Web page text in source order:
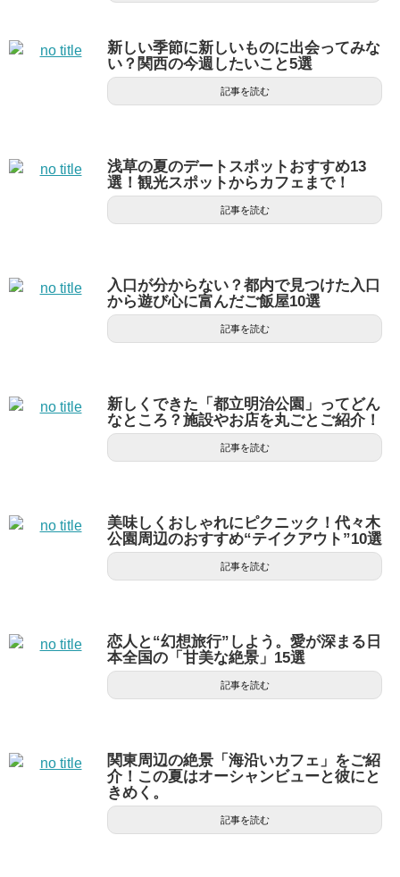
新しい季節に新しいものに出会ってみな
い？関西の今週したいこと5選
記事を読む
浅草の夏のデートスポットおすすめ13
選！観光スポットからカフェまで！
記事を読む
入口が分からない？都内で見つけた入口
から遊び心に富んだご飯屋10選
記事を読む
新しくできた「都立明治公園」ってどん
なところ？施設やお店を丸ごとご紹介！
記事を読む
美味しくおしゃれにピクニック！代々木
公園周辺のおすすめ“テイクアウト”10選
記事を読む
恋人と“幻想旅行”しよう。愛が深まる日
本全国の「甘美な絶景」15選
記事を読む
関東周辺の絶景「海沿いカフェ」をご紹
介！この夏はオーシャンビューと彼にと
きめく。
記事を読む